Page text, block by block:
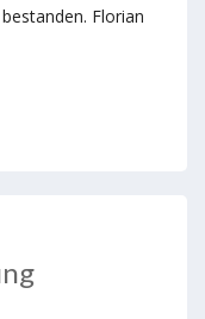
Florian